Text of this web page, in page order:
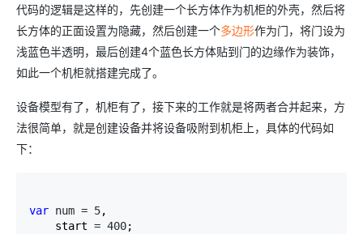
代码的逻辑是这样的，先创建一个长方体作为机柜的外壳，然后将
长方体的正面设置为隐藏，然后创建一个多边形作为门，将门设为
浅蓝色半透明，最后创建4个蓝色长方体贴到门的边缘作为装饰，
如此一个机柜就搭建完成了。
设备模型有了，机柜有了，接下来的工作就是将两者合并起来，方
法很简单，就是创建设备并将设备吸附到机柜上，具体的代码如
下：
var num = 5,
    start
= 400